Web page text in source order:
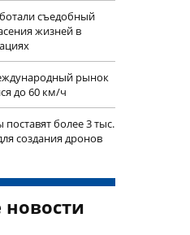
съедобный
жизней в
рынок
до 60 км/ч
более 3 тыс.
создания дронов